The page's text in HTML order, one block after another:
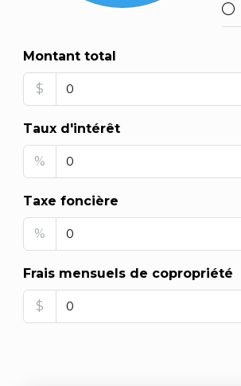
Montant total
$
Taux d'intérêt
%
Taxe foncière
%
Frais mensuels de copropriété
$